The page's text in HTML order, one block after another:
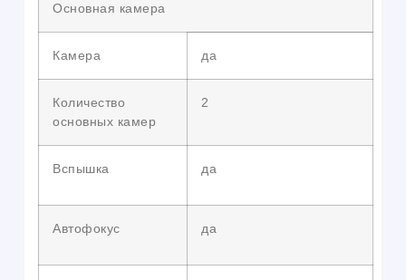
Основная камера
Камера да
Количество
основных камер
2
Вспышка да
Автофокус да